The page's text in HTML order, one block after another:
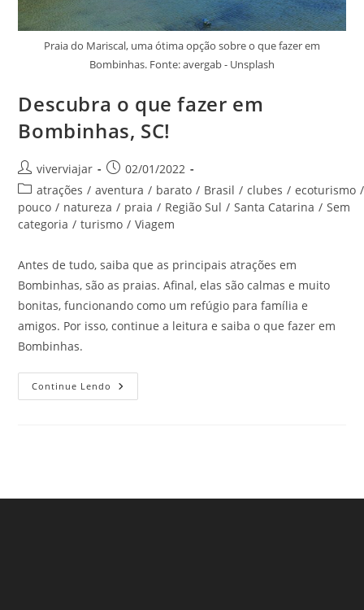
Praia do Mariscal, uma ótima opção sobre o que fazer em
Bombinhas. Fonte: avergab - Unsplash
Descubra o que fazer em
Bombinhas, SC!
Autor
do
post:
viverviajar
Post
publicado:
02/01/2022
Categoria
do
post:
atrações / aventura / barato / Brasil / clubes / ecoturismo /
pouco / natureza / praia / Região Sul / Santa Catarina / Sem
categoria / turismo / Viagem
Antes de tudo, saiba que as principais atrações em
Bombinhas, são as praias. Afinal, elas são calmas e muito
bonitas, funcionando como um refúgio para família e
amigos. Por isso, continue a leitura e saiba o que fazer em
Bombinhas.
Continue Lendo Descubra
O